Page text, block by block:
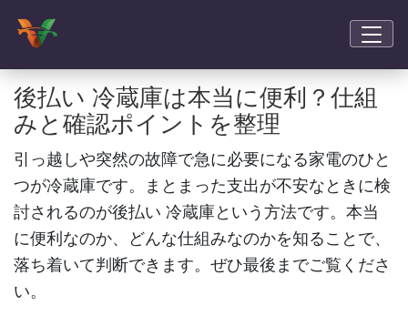
後払い 冷蔵庫は本当に便利？仕組
みと確認ポイントを整理
引っ越しや突然の故障で急に必要になる家電のひと
つが冷蔵庫です。まとまった支出が不安なときに検
討されるのが後払い 冷蔵庫という方法です。本当
に便利なのか、どんな仕組みなのかを知ることで、
落ち着いて判断できます。ぜひ最後までご覧くださ
い。